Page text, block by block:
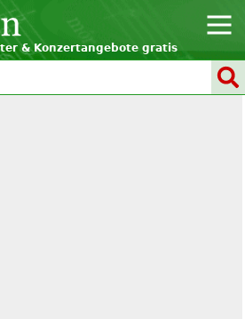
& Konzertangebote gratis